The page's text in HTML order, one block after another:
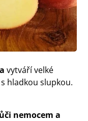
vytváří velké
s hladkou slupkou.
nemocem a